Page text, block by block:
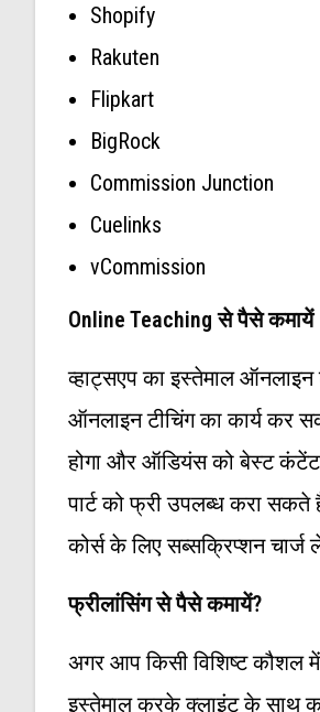
Shopify
Rakuten
Flipkart
BigRock
Commission Junction
Cuelinks
vCommission
Online Teaching से पैसे कमायें
व्हाट्सएप का इस्तेमाल
ऑनलाइन टीचिंग का कार्य कर
होगा और ऑडियंस को बेस्ट
पार्ट को फ्री उपलब्ध करा
कोर्स के लिए सब्सक्रिप्शन
फ्रीलांसिंगसे पैसे कमायें?
अगर आप किसी विशिष्ट कौशल में
इस्तेमाल करके क्लाइंट के साथ